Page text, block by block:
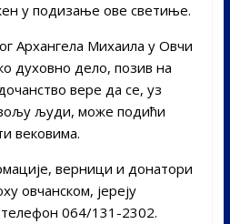
у подизање ове светиње.
Архангела Михаила у Овчи
духовно дело, позив на
вере да се, уз
људи, може подићи
вековима.
верници и донатори
овчанском, јереју
064/131-2302.